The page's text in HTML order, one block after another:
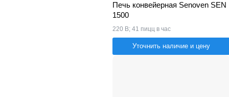
Печь конвейерная Senoven SEN
1500
220 В; 41 пицц в час
Уточнить наличие и цену